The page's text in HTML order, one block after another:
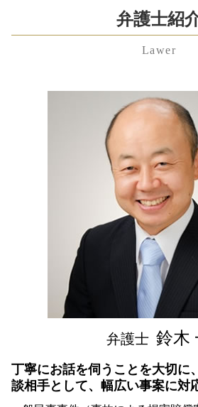
家裁 調停
民事調停 デメリット
資本 提携
リーガルチェック
就業規則 とは
事業譲渡 手続き
相続財産 とは
限定承認 手続き
公正証書遺言 必要書類
成年後見制度 手続き
相続人 調査 費用
公正証書遺言 作り方
自筆証書遺言 書き方
未払い 退職金
労働問題 弁護士 費用
雇用契約書 残業代 記載なし
不当解雇 慰謝料
雇用契約書 残業代
東京都 不当解雇 弁護士 相談
千葉県 遺言書 弁護士 相談
神奈川県 遺言書 弁護士 相談
中央区 残業代未払い 弁護士 相談
埼玉県 養育費 弁護士 相談
東京都 離婚 弁護士 相談
神奈川県 慰謝料 弁護士 相談
東京都 残業代未払い 弁護士 相
渋谷区 不貞行為 弁護士 相談
渋谷区 遺言書 弁護士 相談
埼玉県 慰謝料 弁護士 相談
東京都 遺留分 弁護士 相談
埼玉県 不当解雇 弁護士 相談
千葉県 相続 弁護士 相談
神奈川県 不貞行為 弁護士 相談
千葉県 相続放棄 弁護士 相談
弁護士紹
Lawer
弁護士 鈴木
丁寧にお話を伺うことを大切に
談相手として、幅広い事案に対